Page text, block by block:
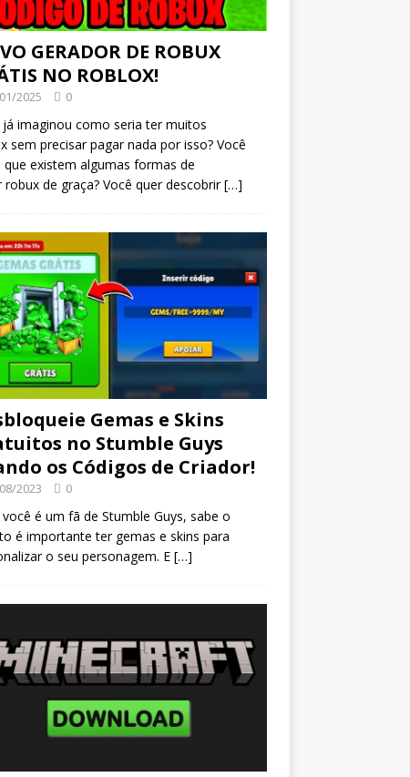
GERADOR DE ROBUX
NO ROBLOX!
2025 0
já imaginou como seria ter muitos
sem precisar pagar nada por isso? Você
que existem algumas formas de
robux de graça? Você quer descobrir[…]
Gemas e Skins
no Stumble Guys
os Códigos de Criador!
2023 0
é um fã de Stumble Guys, sabe o
é importante ter gemas e skins para
o seu personagem. E […]